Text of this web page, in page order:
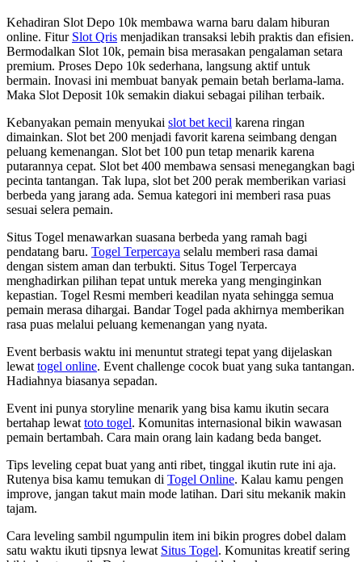
Kehadiran Slot Depo 10k membawa warna baru dalam hiburan
online. Fitur Slot Qris menjadikan transaksi lebih praktis dan efisien.
Bermodalkan Slot 10k, pemain bisa merasakan pengalaman setara
premium. Proses Depo 10k sederhana, langsung aktif untuk
bermain. Inovasi ini membuat banyak pemain betah berlama-lama.
Maka Slot Deposit 10k semakin diakui sebagai pilihan terbaik.
Kebanyakan pemain menyukai slot bet kecil karena ringan
dimainkan. Slot bet 200 menjadi favorit karena seimbang dengan
peluang kemenangan. Slot bet 100 pun tetap menarik karena
putarannya cepat. Slot bet 400 membawa sensasi menegangkan bagi
pecinta tantangan. Tak lupa, slot bet 200 perak memberikan variasi
berbeda yang jarang ada. Semua kategori ini memberi rasa puas
sesuai selera pemain.
Situs Togel menawarkan suasana berbeda yang ramah bagi
pendatang baru. Togel Terpercaya selalu memberi rasa damai
dengan sistem aman dan terbukti. Situs Togel Terpercaya
menghadirkan pilihan tepat untuk mereka yang menginginkan
kepastian. Togel Resmi memberi keadilan nyata sehingga semua
pemain merasa dihargai. Bandar Togel pada akhirnya memberikan
rasa puas melalui peluang kemenangan yang nyata.
Event berbasis waktu ini menuntut strategi tepat yang dijelaskan
lewat togel online. Event challenge cocok buat yang suka tantangan.
Hadiahnya biasanya sepadan.
Event ini punya storyline menarik yang bisa kamu ikutin secara
bertahap lewat toto togel. Komunitas internasional bikin wawasan
pemain bertambah. Cara main orang lain kadang beda banget.
Tips leveling cepat buat yang anti ribet, tinggal ikutin rute ini aja.
Rutenya bisa kamu temukan di Togel Online. Kalau kamu pengen
improve, jangan takut main mode latihan. Dari situ mekanik makin
tajam.
Cara leveling sambil ngumpulin item ini bikin progres dobel dalam
satu waktu ikuti tipsnya lewat Situs Togel. Komunitas kreatif sering